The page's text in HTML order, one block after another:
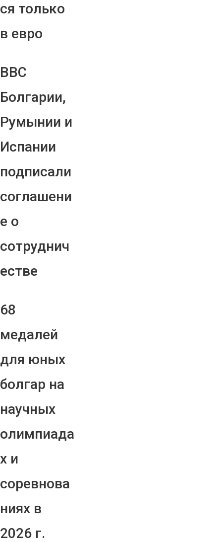
ся только
в евро
ВВС
Болгарии,
Румынии и
Испании
подписали
соглашени
е о
сотруднич
естве
68
медалей
для юных
болгар на
научных
олимпиада
х и
соревнова
ниях в
2026 г.